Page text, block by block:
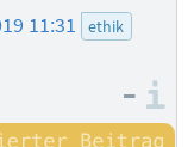
11:31
ethik
–